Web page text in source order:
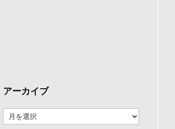
アーカイブ
ー